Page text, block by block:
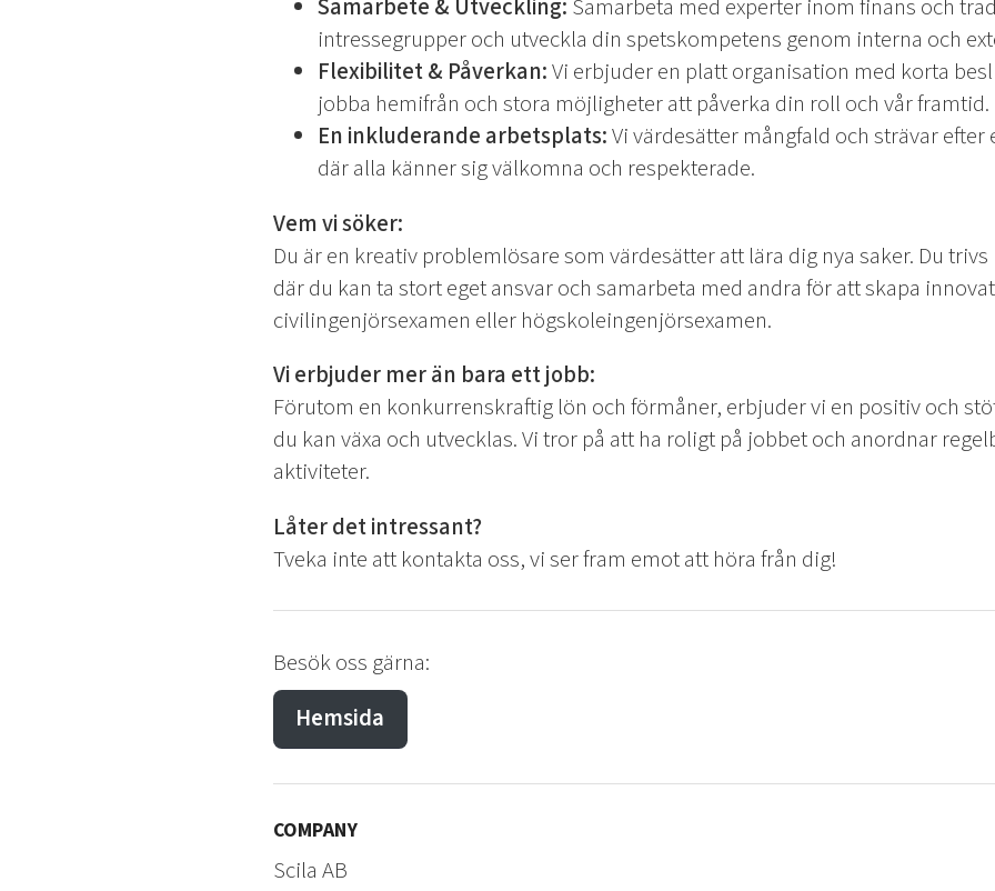
Samarbete & Utveckling: Samarbeta med experter inom finans och
intressegrupper och utveckla din spetskompetens genom interna och
Flexibilitet & Påverkan:Vi erbjuder en platt organisation med korta
jobba hemifrån och stora möjligheter att påverka din roll och vår framtid.
En inkluderande arbetsplats:Vi värdesätter mångfald och strävar
där alla känner sig välkomna och respekterade.
Vem vi söker:
Du är en kreativ problemlösare som värdesätter att lära dig nya saker. Du
där du kan ta stort eget ansvar och samarbeta med andra för att skapa
civilingenjörsexamen eller högskoleingenjörsexamen.
Vi erbjuder mer än bara ett jobb:
Förutom en konkurrenskraftig lön och förmåner, erbjuder vi en positiv och
du kan växa och utvecklas. Vi tror på att ha roligt på jobbet och anordnar
aktiviteter.
Låter det intressant?
Tveka inte att kontakta oss, vi ser fram emot att höra från dig!
Besök oss gärna:
Hemsida
COMPANY
Scila AB